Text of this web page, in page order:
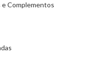
Complementos